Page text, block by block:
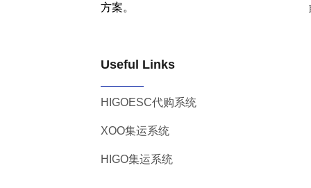
方案。
Useful Links
HIGOESC代购系统
XOO集运系统
HIGO集运系统